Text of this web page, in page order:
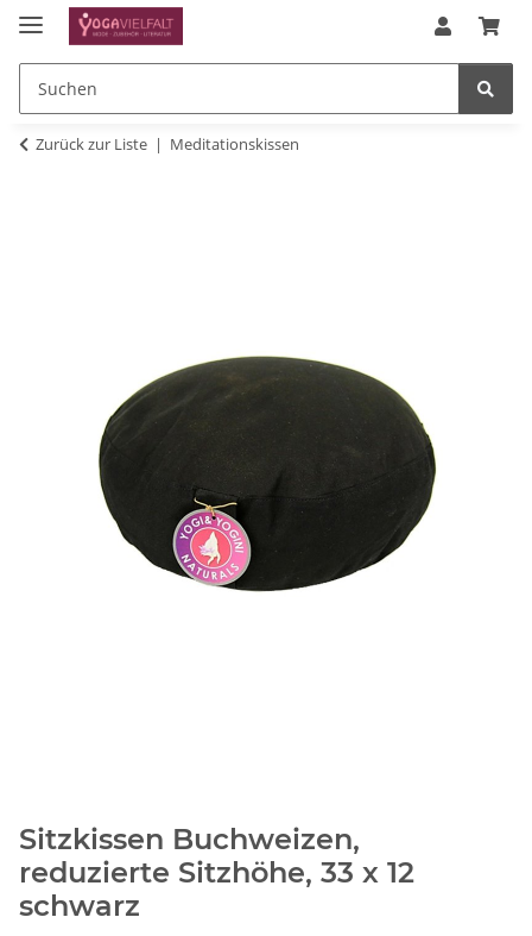
Zurück zur Liste Meditationskissen
Sitzkissen Buchweizen,
reduzierte Sitzhöhe, 33 x 12
schwarz